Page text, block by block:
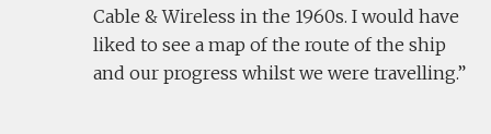
Cable & Wireless in the 1960s. I would have
liked to see a map of the route of the ship
and our progress whilst we were travelling.